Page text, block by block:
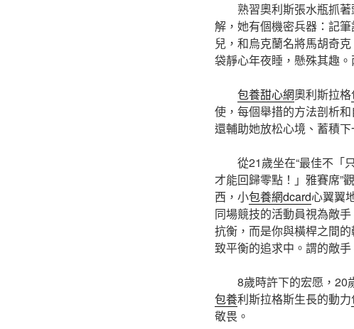
熟習奧利斯張水瓶抓
解，她有個機密兵器：記
兒，和烏克蘭名將馬胡奇
袋靜心年夜睡，懸殊其趣
包養甜心網奧利斯拉格
使，每個舉措的方法剖析
還輔助她放松心境、蓄積下
從21歲坐在“最佳不「
才能回歸零點！」雅賽席”
西，小包養網dcard心翼翼
同場競技的活動員視為敵
抗衡，而是你與橫桿之間
致平衡的追求中。謂的敵
8歲時許下的宏愿，20
包養利斯拉格斯生長的動力
敬畏。